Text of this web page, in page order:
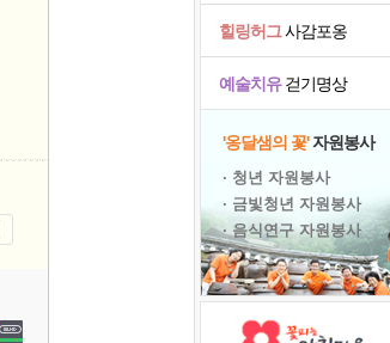
예술치유걷기명상
힐링허그사감포옹
'옹달샘의 꽃'자원봉사
· 청년 자원봉사
· 금빛청년 자원봉사
· 음식연구 자원봉사